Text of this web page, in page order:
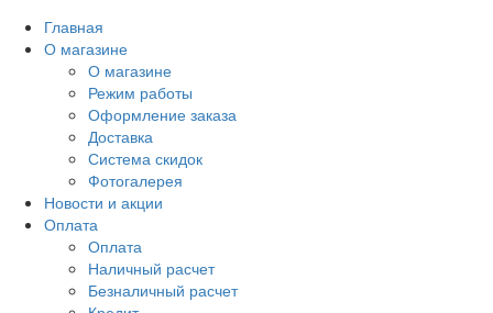
Главная
О магазине
О магазине
Режим работы
Оформление заказа
Доставка
Система скидок
Фотогалерея
Новости и акции
Оплата
Оплата
Наличный расчет
Безналичный расчет